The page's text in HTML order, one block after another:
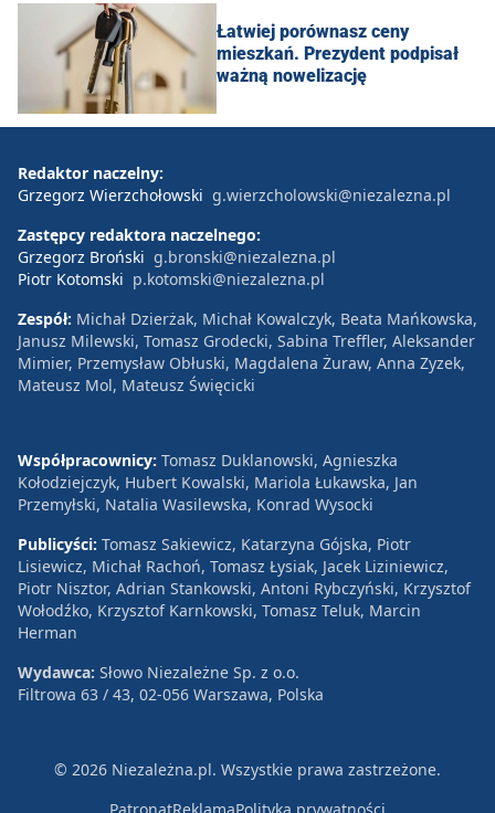
Łatwiej porównasz ceny
mieszkań. Prezydent podpisał
ważną nowelizację
Redaktor naczelny:
Grzegorz Wierzchołowski g.wierzcholowski@niezalezna.pl
Zastępcy redaktora naczelnego:
Grzegorz Broński g.bronski@niezalezna.pl
Piotr Kotomski p.kotomski@niezalezna.pl
Zespół: Michał Dzierżak, Michał Kowalczyk, Beata Mańkowska,
Janusz Milewski, Tomasz Grodecki, Sabina Treffler, Aleksander
Mimier, Przemysław Obłuski, Magdalena Żuraw, Anna Zyzek,
Mateusz Mol, Mateusz Święcicki
Współpracownicy: Tomasz Duklanowski, Agnieszka
Kołodziejczyk, Hubert Kowalski, Mariola Łukawska, Jan
Przemyłski, Natalia Wasilewska, Konrad Wysocki
Publicyści: Tomasz Sakiewicz, Katarzyna Gójska, Piotr
Lisiewicz, Michał Rachoń, Tomasz Łysiak, Jacek Liziniewicz,
Piotr Nisztor, Adrian Stankowski, Antoni Rybczyński, Krzysztof
Wołodźko, Krzysztof Karnkowski, Tomasz Teluk, Marcin
Herman
Wydawca: Słowo Niezależne Sp. z o.o.
Filtrowa 63 / 43, 02-056 Warszawa, Polska
© 2026 Niezależna.pl. Wszystkie prawa zastrzeżone.